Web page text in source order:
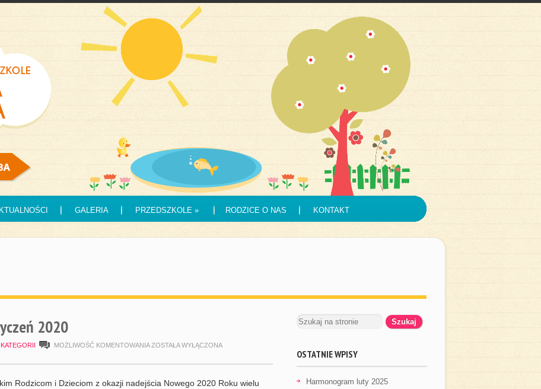
GALERIA PRZEDSZKOLE» RODZICE O NAS KONTAKT
2020
MOŻLIWOŚĆ KOMENTOWANIA HARMONOGRAM
ZOSTAŁA WYŁĄCZONA
Rodzicom i Dzieciom z okazji nadejścia Nowego 2020 Roku wielu
OSTATNIE WPISY
Harmonogram luty 2025